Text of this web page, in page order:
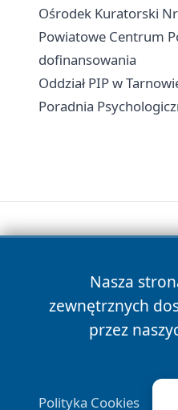
Ośrodek Kuratorski
Powiatowe Centrum
dofinansowania
Oddział PIP w
Poradnia
Nasza
zewnętrznych
przez
Polityka Cookies